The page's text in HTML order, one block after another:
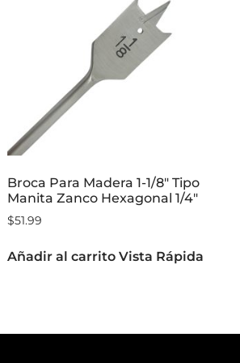
Broca Para Madera 1-1/8″ Tipo
Manita Zanco Hexagonal 1/4″
$51.99
Añadir al carrito Vista Rápida